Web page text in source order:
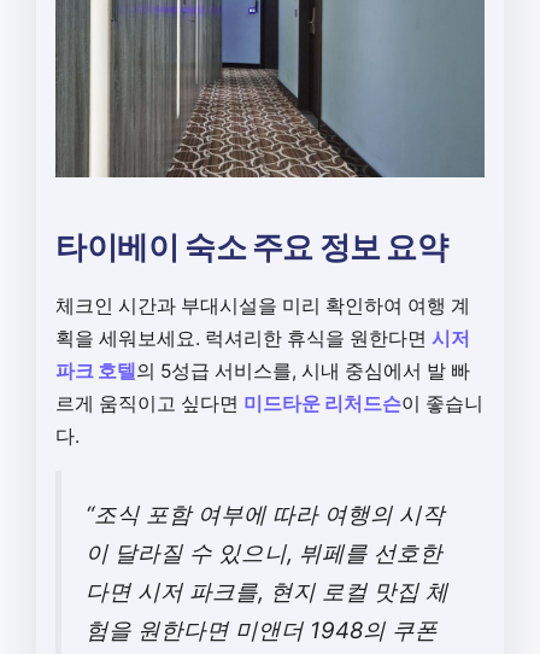
타이베이 숙소 주요 정보 요약
체크인 시간과 부대시설을 미리 확인하여 여행 계
획을 세워보세요. 럭셔리한 휴식을 원한다면 시저
파크 호텔 의 5성급 서비스를, 시내 중심에서 발 빠
르게 움직이고 싶다면 미드타운 리처드슨이 좋습니
다.
“조식 포함 여부에 따라 여행의 시작
이 달라질 수 있으니, 뷔페를 선호한
다면 시저 파크를, 현지 로컬 맛집 체
험을 원한다면 미앤더 1948의 쿠폰